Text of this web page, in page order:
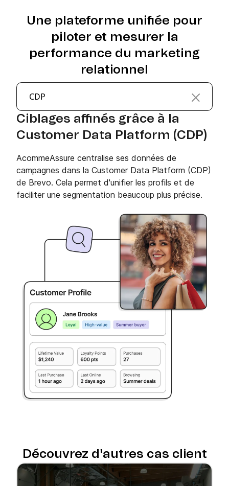
Une plateforme unifiée pour
piloter et mesurer la
performance du marketing
relationnel
CDP
Ciblages affinés grâce à la
Customer Data Platform (CDP)
AcommeAssure centralise ses données de
campagnes dans la Customer Data Platform (CDP)
de Brevo. Cela permet d'unifier les profils et de
faciliter une segmentation beaucoup plus précise.
Découvrez d'autres cas client